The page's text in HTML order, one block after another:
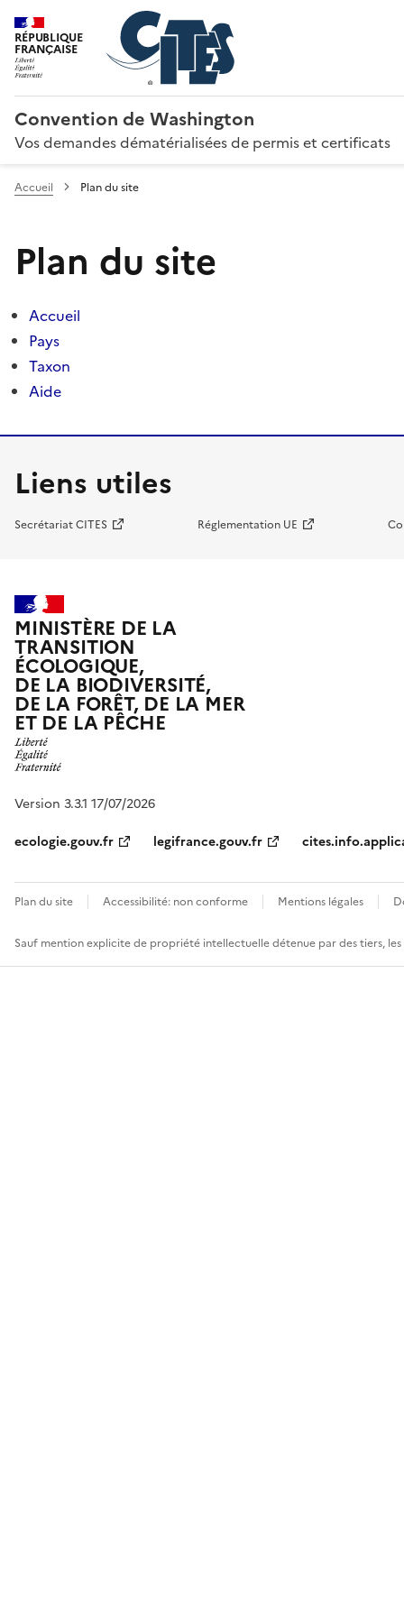
RÉPUBLIQUE
FRANÇAISE
Convention de Washington
Vos demandes dématérialisées de permis et certificats
Accueil Plan du site
Plan du site
Accueil
Pays
Taxon
Aide
Liens utiles
Secrétariat CITES Réglementation UE
MINISTÈRE DE LA
TRANSITION
ÉCOLOGIQUE,
DE LA BIODIVERSITÉ,
DE LA FORÊT, DE LA MER
ET DE LA PÊCHE
Version 3.3.1 17/07/2026
ecologie.gouv.fr
legifrance.gouv.fr
Plan du site Accessibilité: non conforme Mentions légales
Sauf mention explicite de propriété intellectuelle détenue par des tiers,